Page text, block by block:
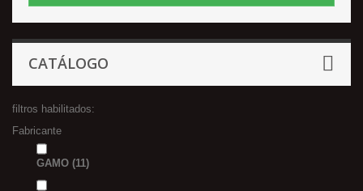
CATÁLOGO
filtros habilitados:
Fabricante
GAMO (11)